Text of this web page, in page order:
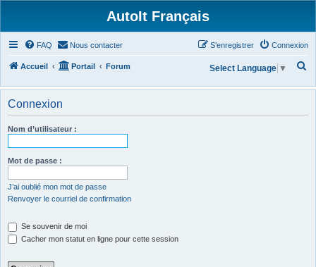
AutoIt Français
FAQ Nous contacter Connexion
S’enregistrer
Accueil Portail Forum
h
Select Language ▼
Connexion
Nom d’utilisateur :
Mot de passe :
J’ai oublié mon mot de passe
Renvoyer le courriel de confirmation
Se souvenir de moi
Cacher mon statut en ligne pour cette session